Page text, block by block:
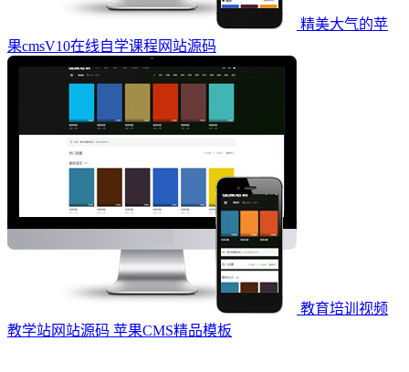
精美大气的苹
果cmsV10在线自学课程网站源码
教育培训视频
教学站网站源码 苹果CMS精品模板